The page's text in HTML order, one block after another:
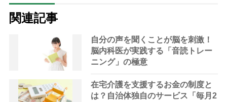
関連記事
自分の声を聞くことが脳を刺激！
脳内科医が実践する「音読トレー
ニング」の極意
在宅介護を支援するお金の制度と
は？自治体独自のサービス「毎月2